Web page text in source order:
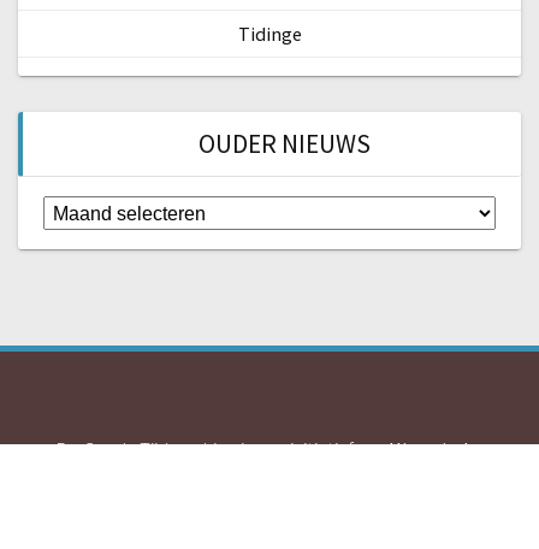
Tidinge
OUDER NIEUWS
nieuws
De Gouda Tijdmachine is een initiatief vanHistorische